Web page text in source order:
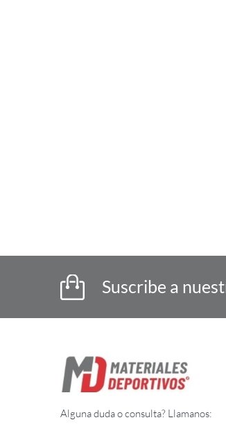
Suscribe a
Alguna duda o consulta? Llamanos: